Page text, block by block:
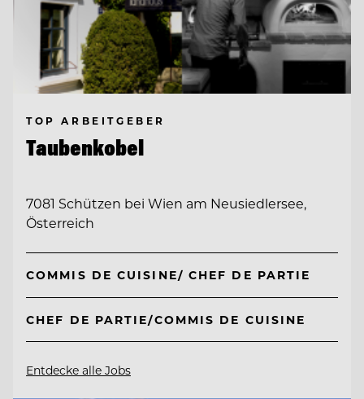
TOP ARBEITGEBER
Taubenkobel
7081 Schützen bei Wien am Neusiedlersee,
Österreich
COMMIS DE CUISINE/ CHEF DE PARTIE
CHEF DE PARTIE/COMMIS DE CUISINE
Entdecke alle Jobs